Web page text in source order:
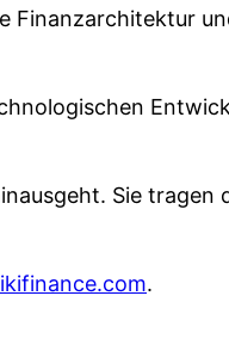
Finanzarchitektur
Sie tragen
.